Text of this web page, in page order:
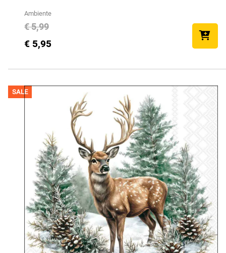
Ambiente
€ 5,99
€ 5,95
SALE